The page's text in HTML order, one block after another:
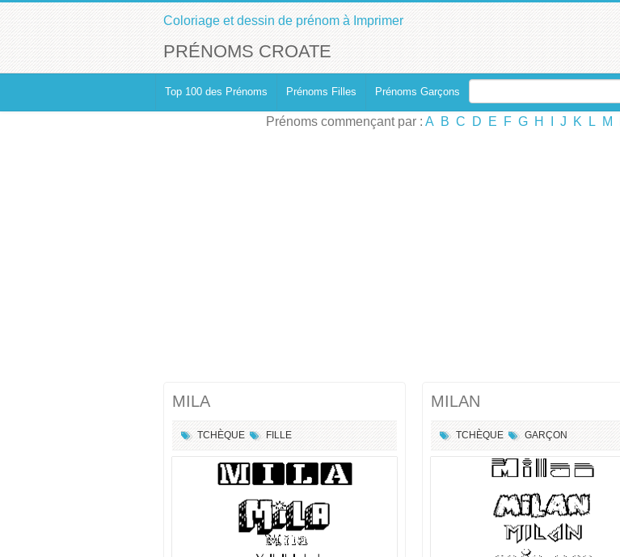
Coloriage et dessin de prénom à Imprimer
PRÉNOMS CROATE
Top 100 des Prénoms Prénoms Filles Prénoms Garçons
Prénoms commençant par : A B C D E F G H J K L M
MILA
TCHÈQUE FILLE
MILAN
TCHÈQUE GARÇON